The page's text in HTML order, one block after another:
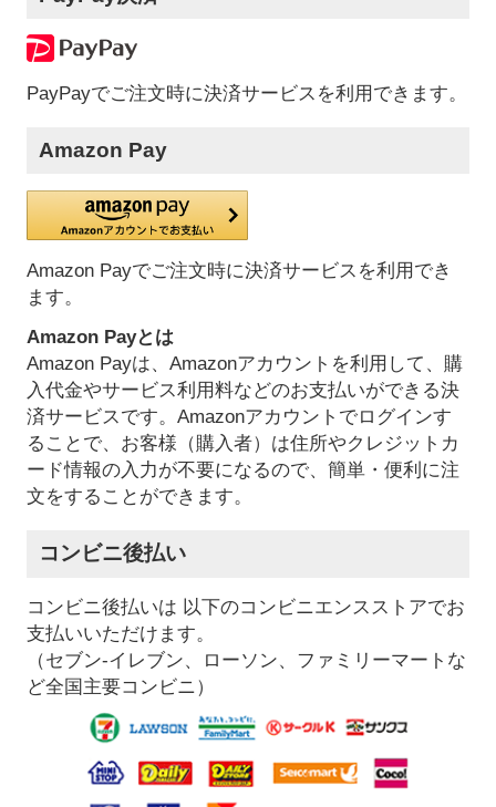
PayPayでご注文時に決済サービスを利用できます。
Amazon Pay
Amazon Payでご注文時に決済サービスを利用でき
ます。
Amazon Payとは
Amazon Payは、Amazonアカウントを利用して、購
入代金やサービス利用料などのお支払いができる決
済サービスです。Amazonアカウントでログインす
ることで、お客様（購入者）は住所やクレジットカ
ード情報の入力が不要になるので、簡単・便利に注
文をすることができます。
コンビニ後払い
コンビニ後払いは 以下のコンビニエンスストアでお
支払いいただけます。
（セブン-イレブン、ローソン、ファミリーマートな
ど全国主要コンビニ）